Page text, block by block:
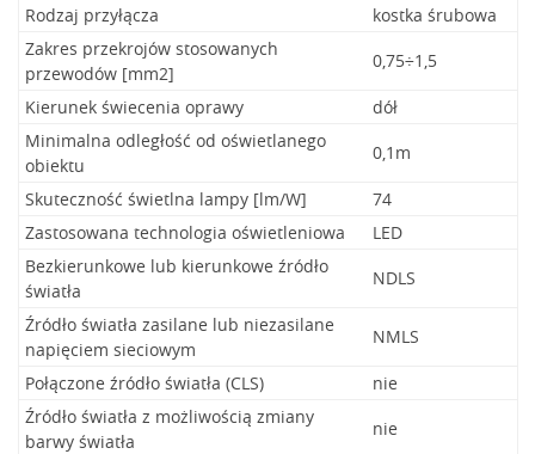
Rodzaj przyłącza
kostka śrubowa
Zakres przekrojów stosowanych
przewodów [mm2]
0,75÷1,5
Kierunek świecenia oprawy
dół
Minimalna odległość od oświetlanego
obiektu
0,1m
Skuteczność świetlna lampy [lm/W]
74
Zastosowana technologia oświetleniowa
LED
Bezkierunkowe lub kierunkowe źródło
światła
NDLS
Źródło światła zasilane lub niezasilane
napięciem sieciowym
NMLS
Połączone źródło światła (CLS)
nie
Źródło światła z możliwością zmiany
barwy światła
nie